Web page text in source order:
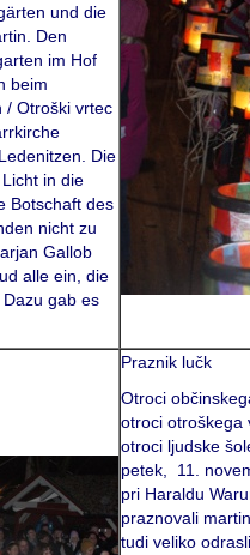
und die
Den
im Hof
beim
/ Otroški vrtec
Die
in die
Botschaft des
nicht zu
Gallob
alle ein, die
gab es
Praznik lučk
Otroci
otroci otroškega
otroci ljudske
petek, 11.
pri Haraldu
praznovali
tudi veliko